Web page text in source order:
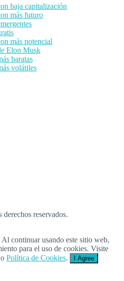
baja capitalización
más futuro
más potencial
Elon Musk
baratas
volátiles
derechos reservados.
continuar usando este sitio web,
para el uso de cookies. Visite
o Política de Cookies. I Agree